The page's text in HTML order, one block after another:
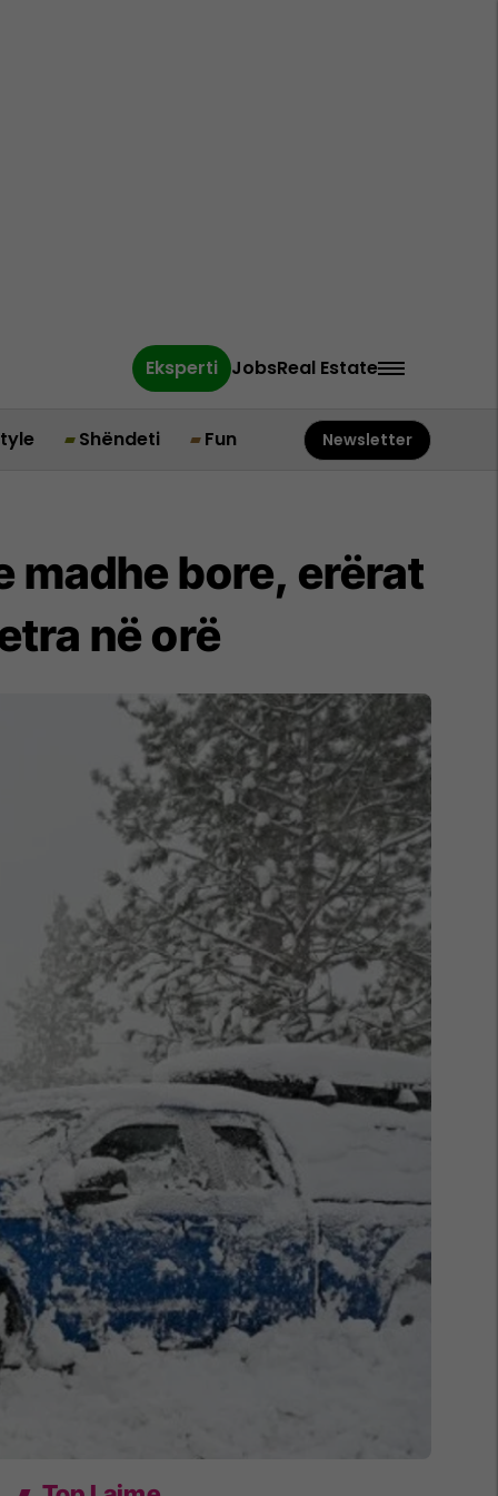
Eksperti JobsReal Estate
Shëndeti Fun Newsletter
madhe bore, erërat
në orë